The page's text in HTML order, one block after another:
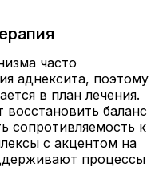
часто
аднексита, поэтому
в план лечения.
баланс
сопротивляемость к
с акцентом на
процессы